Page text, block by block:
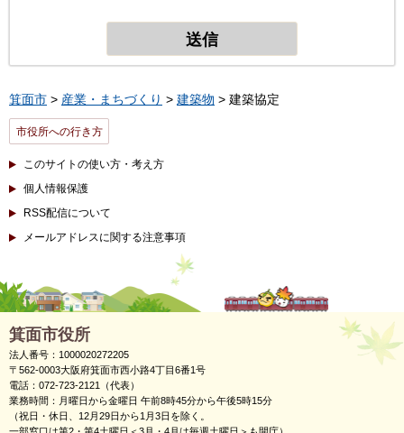
箕面市 > 産業・まちづくり > 建築物 > 建築協定
市役所への行き方
このサイトの使い方・考え方
個人情報保護
RSS配信について
メールアドレスに関する注意事項
箕面市役所
法人番号：1000020272205
〒562-0003大阪府箕面市西小路4丁目6番1号
電話：072-723-2121（代表）
業務時間：月曜日から金曜日 午前8時45分から午後5時15分
（祝日・休日、12月29日から1月3日を除く。